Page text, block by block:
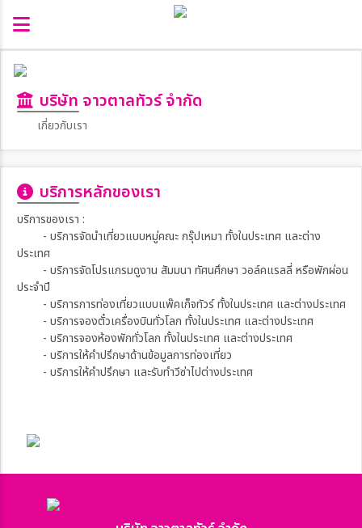
บริษัท จาวตาลทัวร์ จำกัด
เกี่ยวกับเรา
บริการหลักของเรา
บริการของเรา :
- บริการจัดนำเที่ยวแบบหมู่คณะ กรุ๊ปเหมา ทั้งในประเทศ และต่าง
ประเทศ
- บริการจัดโปรแกรมดูงาน สัมมนา ทัศนศึกษา วอล์คแรลลี่ หรือพักผ่อน
ประจำปี
- บริการการท่องเที่ยวแบบแพ๊คเก็จทัวร์ ทั้งในประเทศ และต่างประเทศ
- บริการจองตั๋วเครื่องบินทั่วโลก ทั้งในประเทศ และต่างประเทศ
- บริการจองห้องพักทั่วโลก ทั้งในประเทศ และต่างประเทศ
- บริการให้คำปรึกษาด้านข้อมูลการท่องเที่ยว
- บริการให้คำปรึกษา และรับทำวีซ่าไปต่างประเทศ